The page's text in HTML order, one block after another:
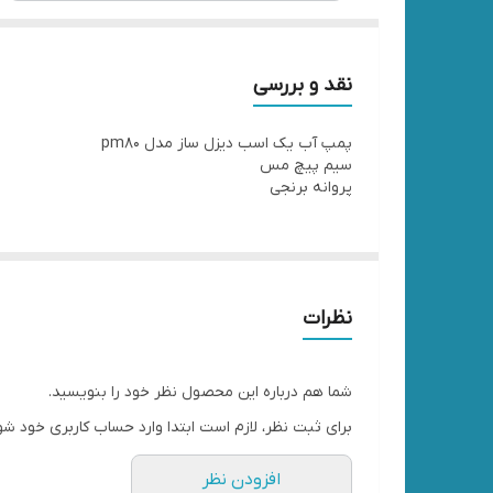
نقد و بررسی
پمپ آب یک اسب دیزل ساز مدل pm80
سیم پیچ مس
پروانه برنجی
نظرات
شما هم درباره این محصول نظر خود را بنویسید.
برای ثبت نظر، لازم است ابتدا وارد حساب کاربری خود
افزودن نظر